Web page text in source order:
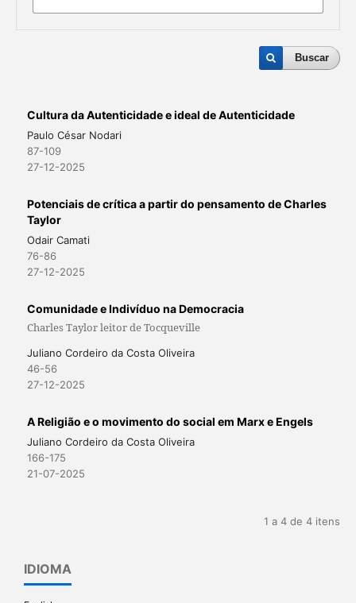
Buscar
Cultura da Autenticidade e ideal de Autenticidade
Paulo César Nodari
87-109
27-12-2025
Potenciais de crítica a partir do pensamento de Charles
Taylor
Odair Camati
76-86
27-12-2025
Comunidade e Indivíduo na Democracia
Charles Taylor leitor de Tocqueville
Juliano Cordeiro da Costa Oliveira
46-56
27-12-2025
A Religião e o movimento do social em Marx e Engels
Juliano Cordeiro da Costa Oliveira
166-175
21-07-2025
1 a 4 de 4 itens
IDIOMA